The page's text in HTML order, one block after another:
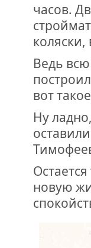
часов.
коляски,
Ведь
вот
Ну
новую